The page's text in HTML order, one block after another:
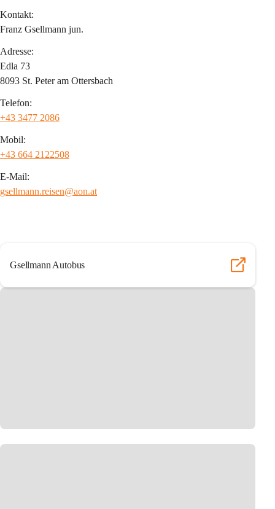
Kontakt:
Franz Gsellmann jun.
Adresse:
Edla 73
8093 St. Peter am Ottersbach
Telefon:
+43 3477 2086
Mobil:
+43 664 2122508
E-Mail:
gsellmann.reisen@aon.at
Gsellmann Autobus